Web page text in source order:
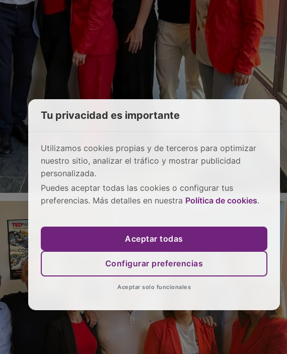
Tu privacidad es importante
Utilizamos cookies propias y de terceros para optimizar
nuestro sitio, analizar el tráfico y mostrar publicidad
personalizada.
Puedes aceptar todas las cookies o configurar tus
preferencias. Más detalles en nuestra Política de cookies.
Aceptar todas
Configurar preferencias
Aceptar solo funcionales